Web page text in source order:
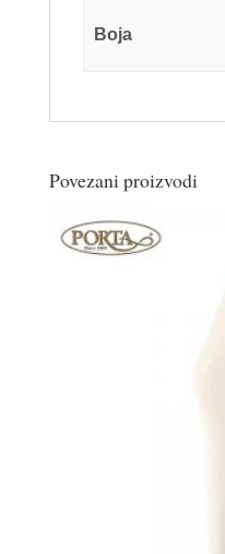
Boja
Povezani proizvodi